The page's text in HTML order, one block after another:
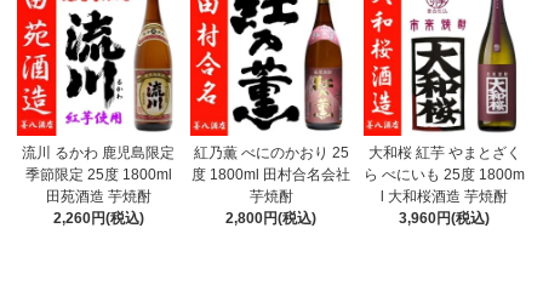
流川 るかわ 鹿児島限定
季節限定 25度 1800ml
田苑酒造 芋焼酎
2,260円(税込)
紅乃薫 べにのかおり 25
度 1800ml 田村合名会社
芋焼酎
2,800円(税込)
大和桜 紅芋 やまとざく
ら べにいも 25度 1800m
l 大和桜酒造 芋焼酎
3,960円(税込)